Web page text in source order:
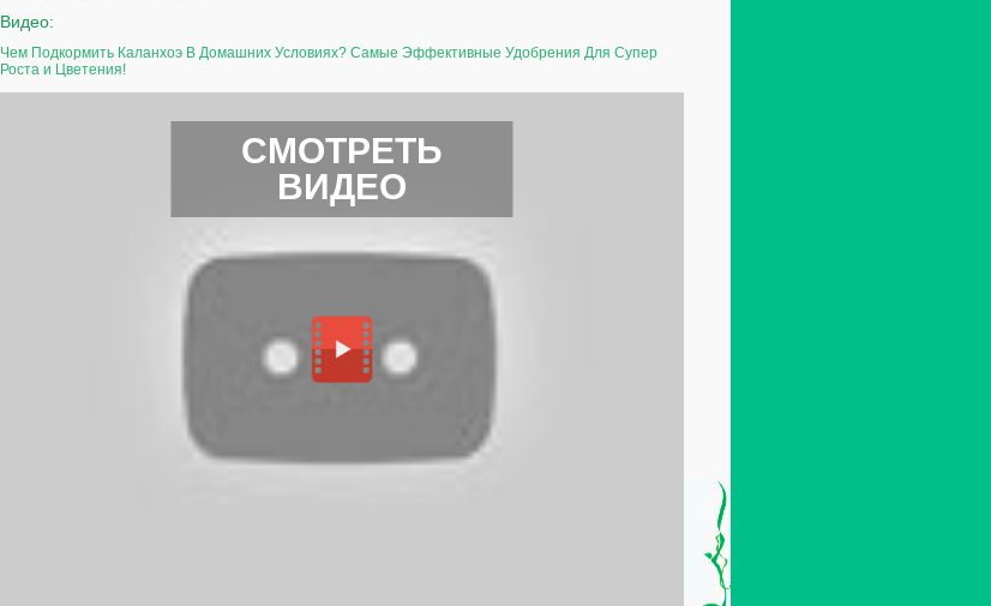
Видео:
Чем Подкормить Каланхоэ В Домашних Условиях? Самые Эффективные Удобрения Для Супер
Роста и Цветения!
СМОТРЕТЬ
ВИДЕО